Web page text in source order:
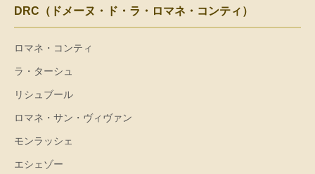
DRC（ドメーヌ・ド・ラ・ロマネ・コンティ）
ロマネ・コンティ
ラ・ターシュ
リシュブール
ロマネ・サン・ヴィヴァン
モンラッシェ
エシェゾー